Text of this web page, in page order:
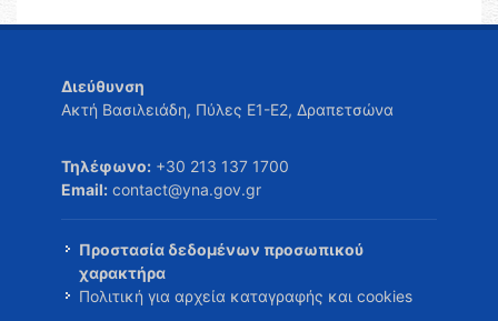
Διεύθυνση
Ακτή Βασιλειάδη, Πύλες Ε1-Ε2, Δραπετσώνα
Τηλέφωνο: +30 213 137 1700
Email: contact@yna.gov.gr
Προστασία δεδομένων προσωπικού
χαρακτήρα
Πολιτική για αρχεία καταγραφής και cookies